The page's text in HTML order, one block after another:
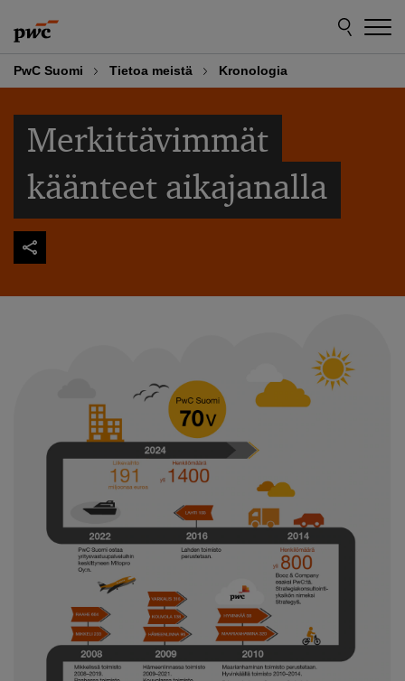
to
content
to
footer
PwC Suomi Tietoa meistä Kronologia
Merkittävimmät
käänteet aikajanalla